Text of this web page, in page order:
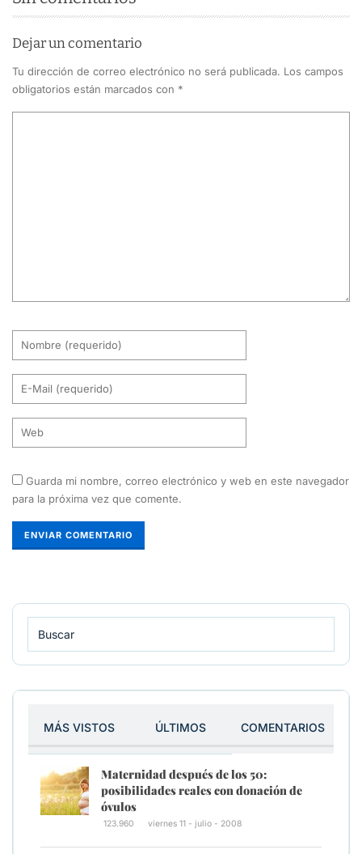
Dejar un comentario
Tu dirección de correo electrónico no será publicada. Los campos
obligatorios están marcados con *
Guarda mi nombre, correo electrónico y web en este navegador
para la próxima vez que comente.
MÁS VISTOS ÚLTIMOS COMENTARIOS
Maternidad después de los 50:
posibilidades reales con donación de
óvulos
123.960 viernes 11 - julio - 2008